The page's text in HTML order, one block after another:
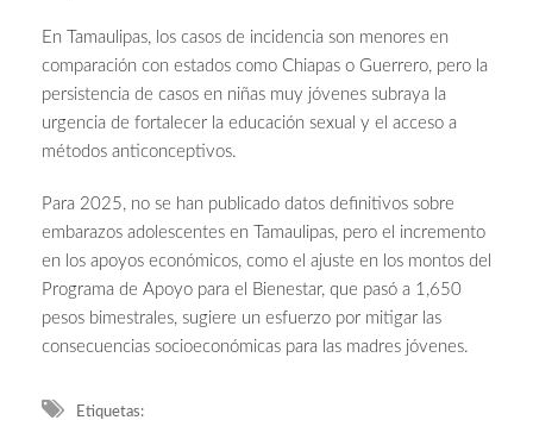
En Tamaulipas, los casos de incidencia son menores en
comparación con estados como Chiapas o Guerrero, pero la
persistencia de casos en niñas muy jóvenes subraya la
urgencia de fortalecer la educación sexual y el acceso a
métodos anticonceptivos.
Para 2025, no se han publicado datos definitivos sobre
embarazos adolescentes en Tamaulipas, pero el incremento
en los apoyos económicos, como el ajuste en los montos del
Programa de Apoyo para el Bienestar, que pasó a 1,650
pesos bimestrales, sugiere un esfuerzo por mitigar las
consecuencias socioeconómicas para las madres jóvenes.
Etiquetas: